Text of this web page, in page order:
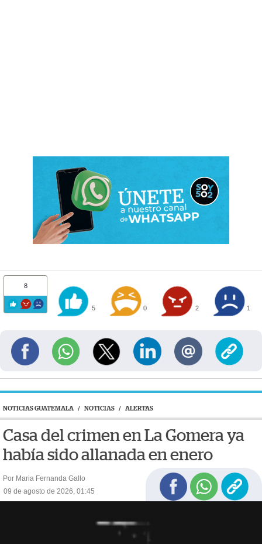
8
5 0 2 1
NOTICIAS GUATEMALA / NOTICIAS / ALERTAS
Casa del crimen en La Gomera ya
había sido allanada en enero
Por Maria Fernanda Gallo
09 de agosto de 2026, 01:45